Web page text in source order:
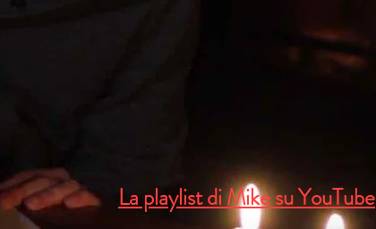
La playlist di Mike su YouTube